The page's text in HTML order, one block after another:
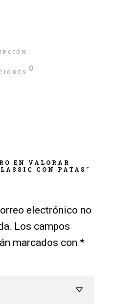
0
EN VALORAR
CON PATAS”
electrónico no
Los campos
marcados con *